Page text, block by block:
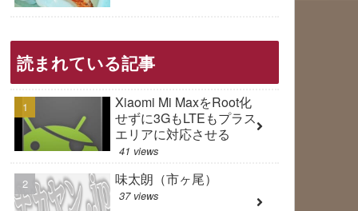
読まれている記事
Xiaomi Mi MaxをRoot化
せずに3GもLTEもプラス
エリアに対応させる
41 views
味太朗（市ヶ尾）
37 views